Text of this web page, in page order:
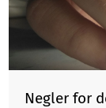
Negler for